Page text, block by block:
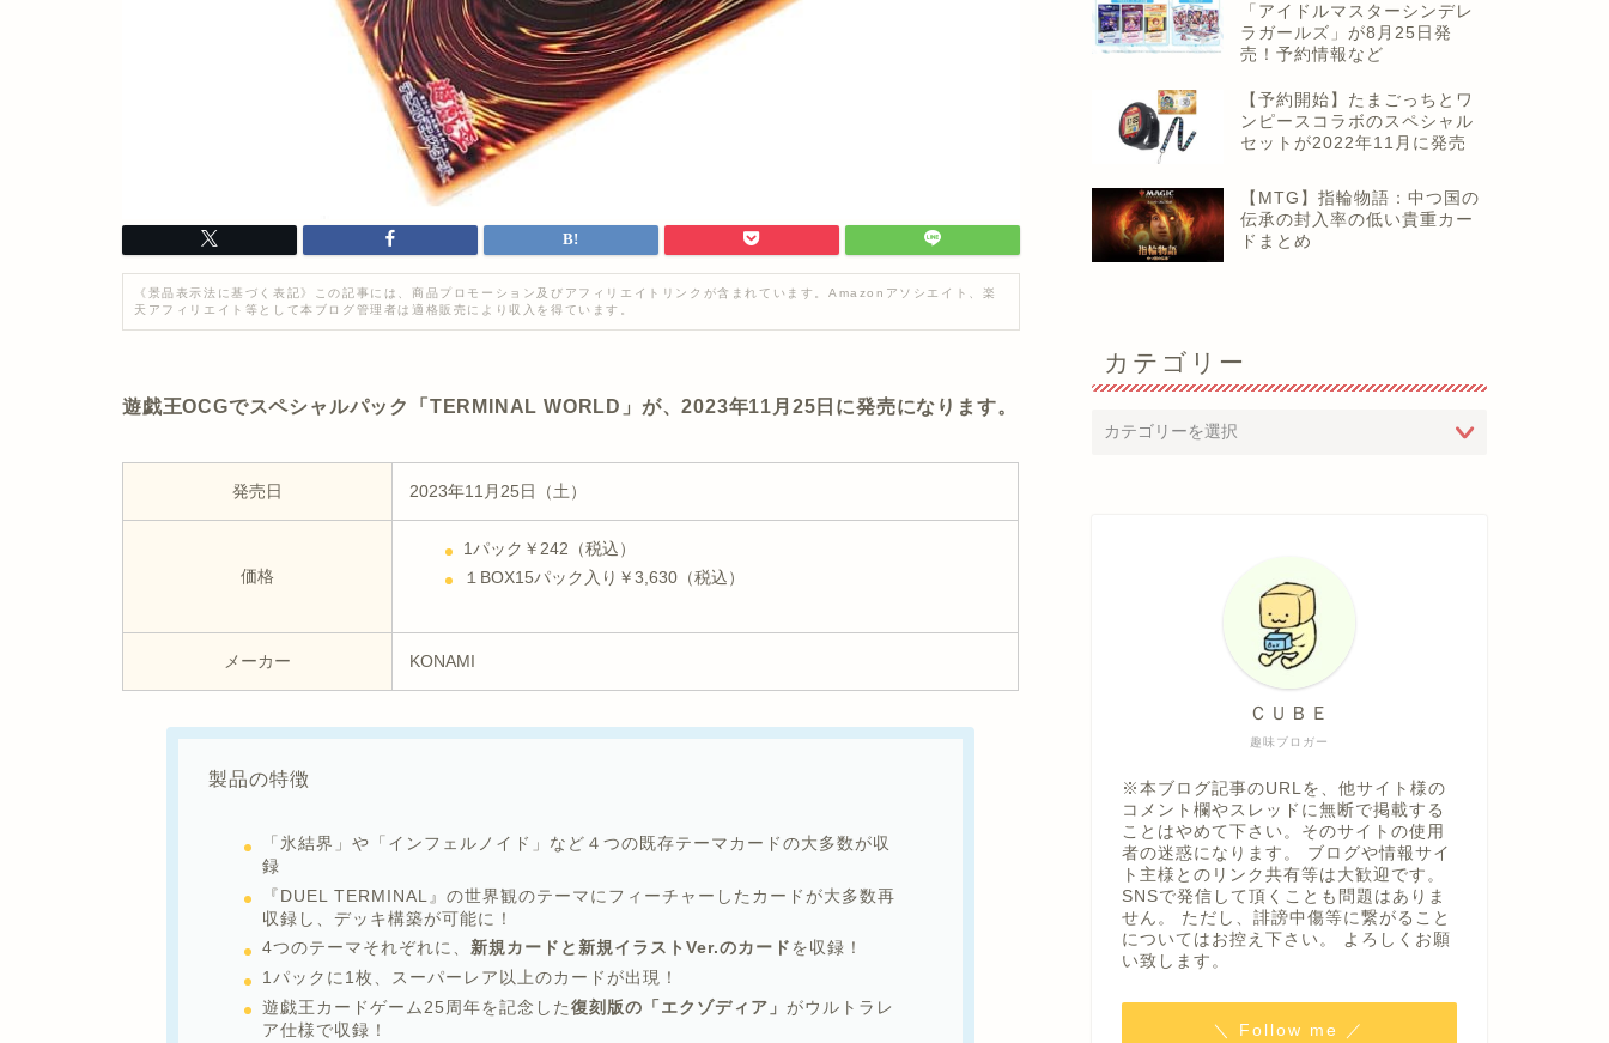
《景品表示法に基づく表記》この記事には、商品プロモーション及びアフィリエイトリンクが含まれています。Amazonアソシエイト、楽
天アフィリエイト等として本ブログ管理者は適格販売により収入を得ています。
遊戯王OCGでスペシャルパック「TERMINAL WORLD」が、2023年11月25日に発売になります。
発売日 2023年11月25日（土）
価格
1パック￥242（税込）
１BOX15パック入り￥3,630（税込）
メーカー KONAMI
製品の特徴
「氷結界」や「インフェルノイド」など４つの既存テーマカードの大多数が収
録
『DUEL TERMINAL』の世界観のテーマにフィーチャーしたカードが大多数再
収録し、デッキ構築が可能に！
4つのテーマそれぞれに、新規カードと新規イラストVer.のカードを収録！
1パックに1枚、スーパーレア以上のカードが出現！
遊戯王カードゲーム25周年を記念した復刻版の「エクゾディア」 がウルトラレ
ア仕様で収録！
「アイドルマスターシンデレ
ラガールズ」が8月25日発
売！予約情報など
【予約開始】たまごっちとワ
ンピースコラボのスペシャル
セットが2022年11月に発売
【MTG】指輪物語：中つ国の
伝承の封入率の低い貴重カー
ドまとめ
カテゴリー
趣味ブロガー
ＣＵＢＥ
※本ブログ記事のURLを、他サイト様の
コメント欄やスレッドに無断で掲載する
ことはやめて下さい。そのサイトの使用
者の迷惑になります。 ブログや情報サイ
ト主様とのリンク共有等は大歓迎です。
SNSで発信して頂くことも問題はありま
せん。 ただし、誹謗中傷等に繋がること
についてはお控え下さい。 よろしくお願
い致します。
＼ Follow me ／